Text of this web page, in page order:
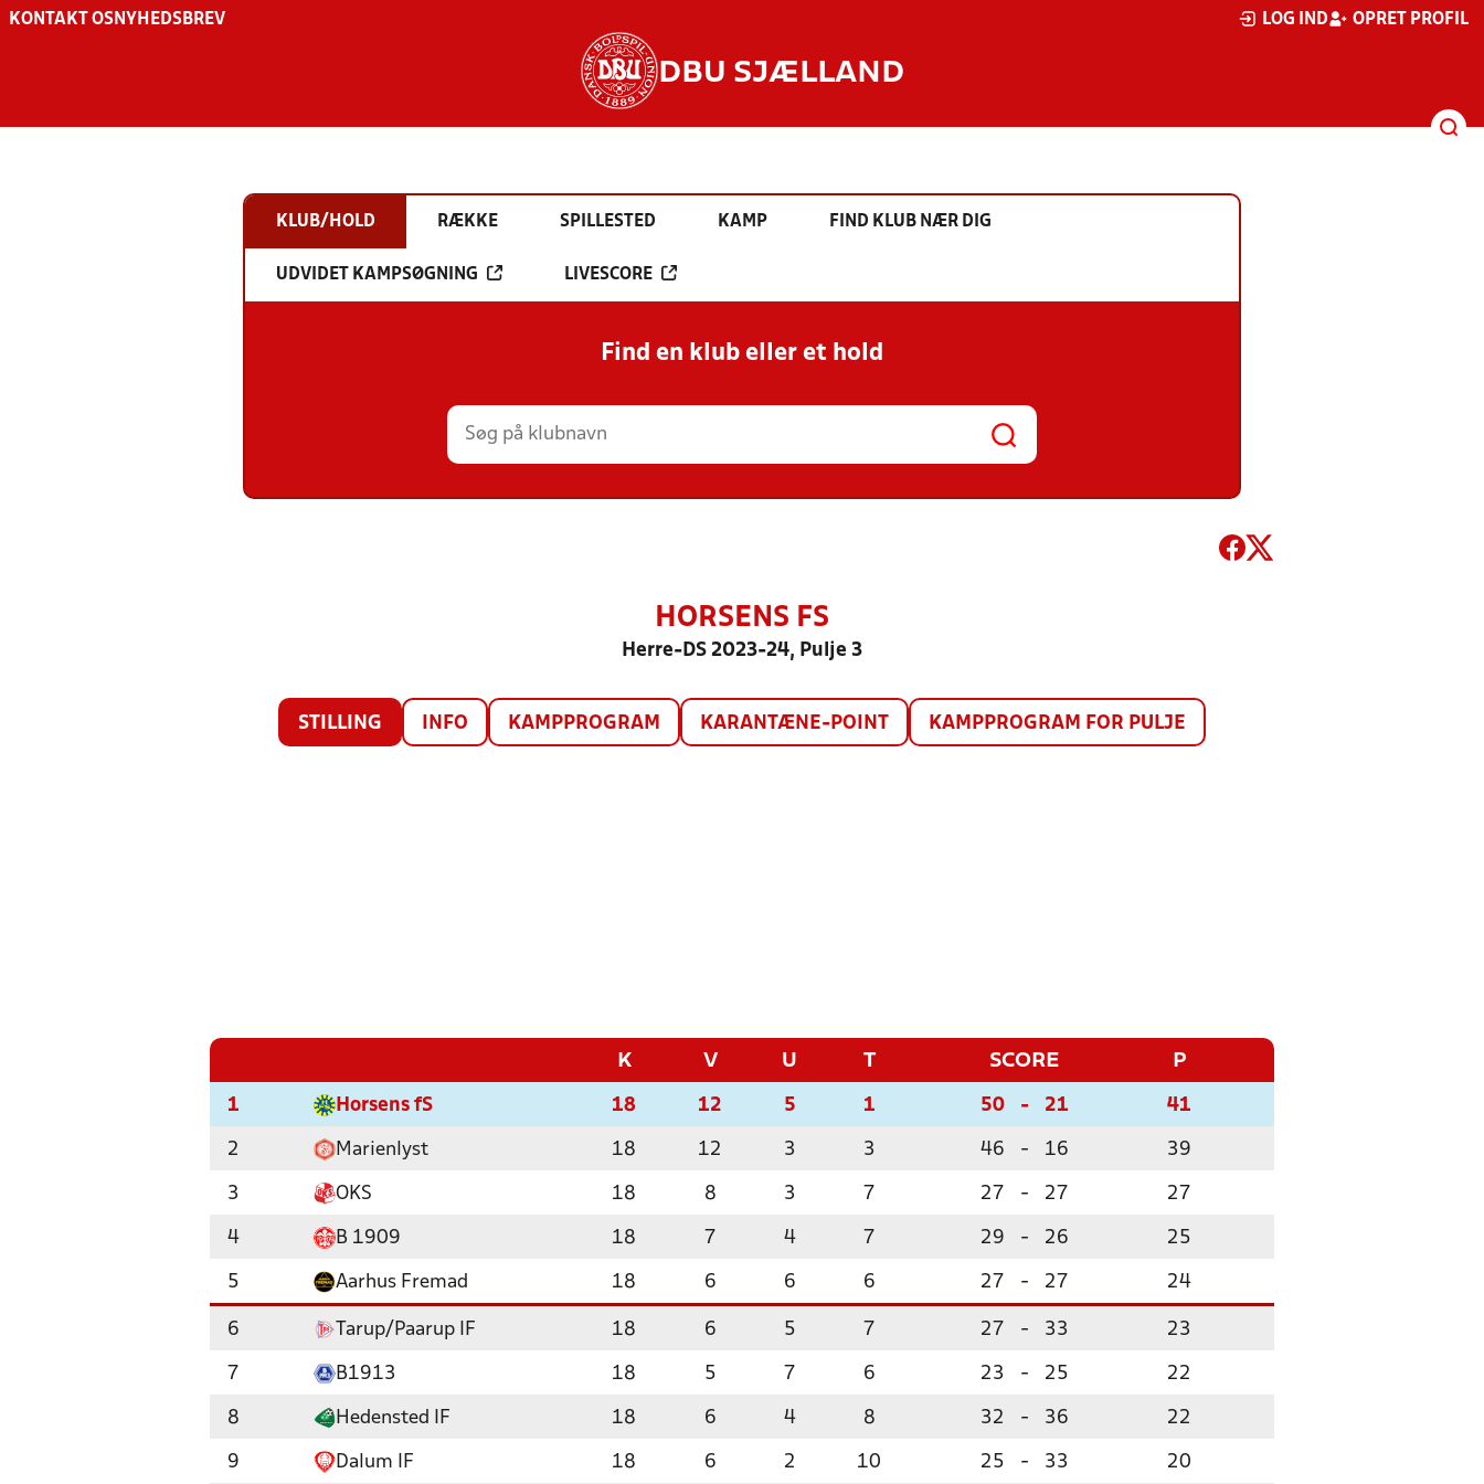
KONTAKT OS NYHEDSBREV LOG IND OPRET PROFIL
DBU SJÆLLAND
KLUB/HOLD RÆKKE SPILLESTED KAMP FIND KLUB NÆR DIG
UDVIDET KAMPSØGNING LIVESCORE
Find en klub eller et hold
HORSENS FS
Herre-DS 2023-24, Pulje 3
STILLING INFO KAMPPROGRAM KARANTÆNE-POINT KAMPPROGRAM FOR PULJE
K V U T SCORE P
1 Horsens fS 18 12 5 1 50 - 21 41
2 Marienlyst 18 12 3 3 46 - 16 39
3 OKS 18 8 3 7 27 - 27 27
4 B 1909 18 7 4 7 29 - 26 25
5 Aarhus Fremad 18 6 6 6 27 - 27 24
6 Tarup/Paarup IF 18 6 5 7 27 - 33 23
7 B1913 18 5 7 6 23 - 25 22
8 Hedensted IF 18 6 4 8 32 - 36 22
9 Dalum IF 18 6 2 10 25 - 33 20